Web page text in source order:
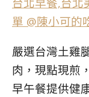
嚴選台灣土雞
肉，現點現煎
早午餐提供健